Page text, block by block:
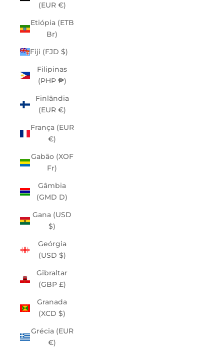
(EUR €)
Etiópia (ETB
Br)
Fiji (FJD $)
Filipinas
(PHP ₱)
Finlândia
(EUR €)
França (EUR
€)
Gabão (XOF
Fr)
Gâmbia
(GMD D)
Gana (USD
$)
Geórgia
(USD $)
Gibraltar
(GBP £)
Granada
(XCD $)
Grécia (EUR
€)